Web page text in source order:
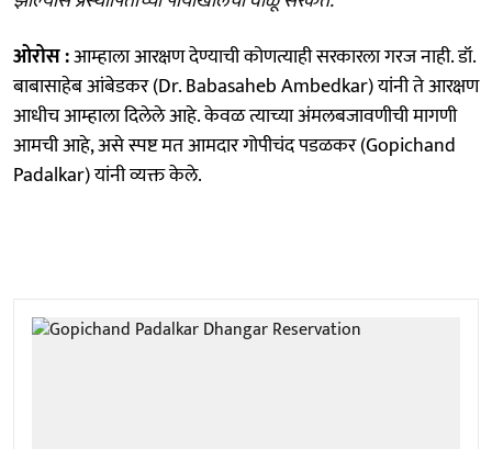
ओरोस :आम्हाला आरक्षण देण्याची कोणत्याही सरकारला गरज नाही. डॉ.
बाबासाहेब आंबेडकर (Dr. Babasaheb Ambedkar) यांनी ते आरक्षण
आधीच आम्हाला दिलेले आहे. केवळ त्याच्या अंमलबजावणीची मागणी
आमची आहे, असे स्पष्ट मत आमदार गोपीचंद पडळकर (Gopichand
Padalkar) यांनी व्यक्त केले.